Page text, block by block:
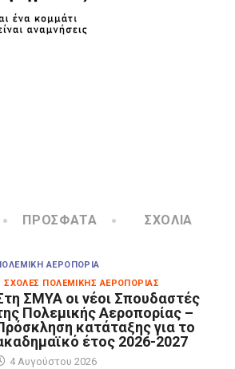
ΠΡΌΣΦΑΤΑ ΣΧΌΛΙΑ
ΑΕΡΟΠΟΡΊΑ
ΠΟΛΕΜΙΚΉΣ ΑΕΡΟΠΟΡΊΑΣ
ΣΜΥΑ οι νέοι Σπουδαστές
Πολεμικής Αεροπορίας –
κατάταξης για το
έτος 2026-2027
4 Αυγούστου 2026